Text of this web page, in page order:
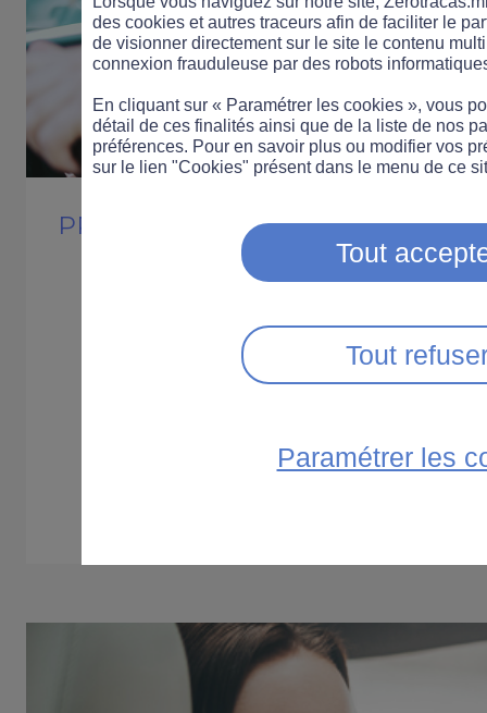
PROS
Le risque routier
Le risque routier est la
mortalité au travail. Depuis
entreprise. Vous trouverez
des cookies et autres traceurs afin de faciliter le
de visionner directement sur le site le contenu
connexion frauduleuse par des robots
En cliquant sur « Paramétrer les cookies », vous
détail de ces finalités ainsi que de la liste de nos
préférences. Pour en savoir plus ou modifier vos
sur le lien "Cookies" présent dans le menu de ce
Tout
Tout
Paramétrer les